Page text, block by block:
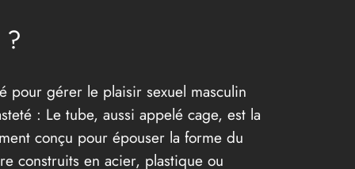
pour gérer le plaisir sexuel masculin
: Le tube, aussi appelé cage, est la
conçu pour épouser la forme du
construits en acier, plastique ou